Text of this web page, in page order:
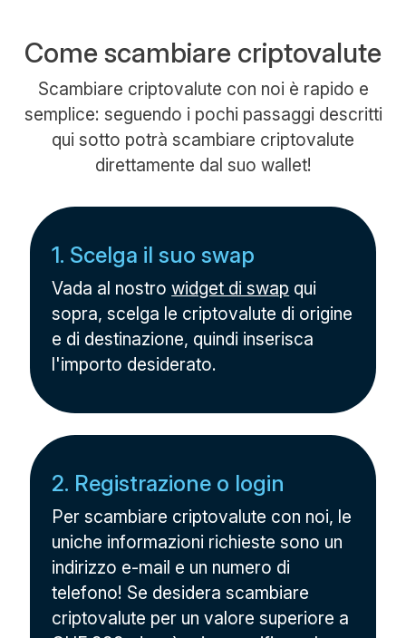
Come scambiare criptovalute
Scambiare criptovalute con noi è rapido e
semplice: seguendo i pochi passaggi descritti
qui sotto potrà scambiare criptovalute
direttamente dal suo wallet!
1. Scelga il suo swap
Vada al nostrowidget di swap qui
sopra, scelga le criptovalute di origine
e di destinazione, quindi inserisca
l'importo desiderato.
2. Registrazione o login
Per scambiare criptovalute con noi, le
uniche informazioni richieste sono un
indirizzo e-mail e un numero di
telefono! Se desidera scambiare
criptovalute per un valore superiore a